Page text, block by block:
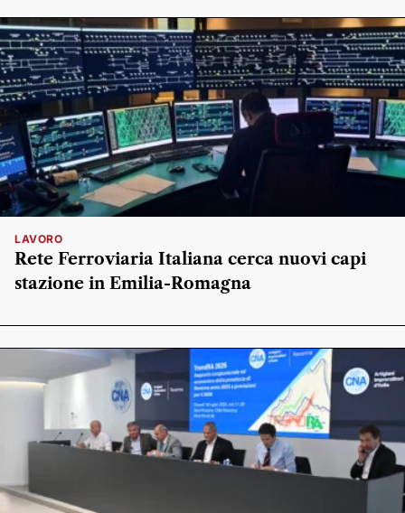
LAVORO
Rete Ferroviaria Italiana cerca nuovi capi
stazione in Emilia-Romagna